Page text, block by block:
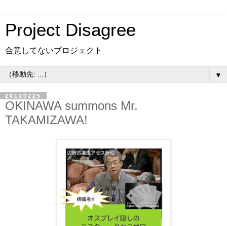
Project Disagree
合意してないプロジェクト
▼
20120225
OKINAWA summons Mr.
TAKAMIZAWA!